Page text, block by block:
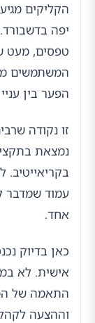
הקליקים
יפה
טפסים, מעט
המשתמשים
הפער בין
זו נקודה
נמצאת
עמוד שמדבר
אחד.
כאן בדיוק
אישית. לא
התאמה של
וההצעה